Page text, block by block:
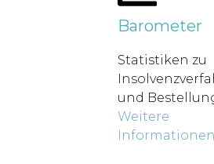
Barometer
Statistiken zu
und
Weitere
Informationen